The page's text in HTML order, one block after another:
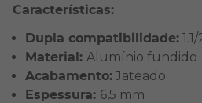
Características:
Dupla compatibilidade: 1.1/
Material: Alumínio fundido
Acabamento: Jateado
Espessura: 6,5 mm